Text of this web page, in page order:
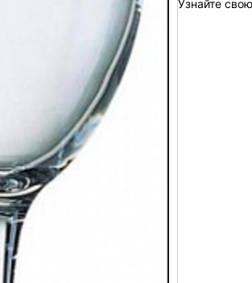
Узнайте